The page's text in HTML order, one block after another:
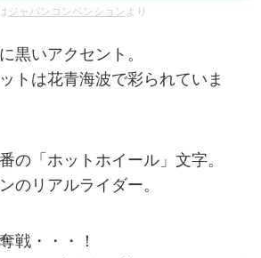
ジャパンコンベンション より
黒いアクセント。
トは花青海波で彩られていま
の「ホットホイール」文字。
のリアルライダー。
戦・・・！